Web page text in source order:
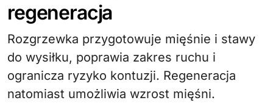
regeneracja
Rozgrzewka przygotowuje mięśnie i stawy
do wysiłku, poprawia zakres ruchu i
ogranicza ryzyko kontuzji. Regeneracja
natomiast umożliwia wzrost mięśni.